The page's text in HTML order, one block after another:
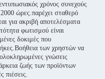
χρόνος συνεχούς
ώρες.παρέχει σταθερό
για ακριβή αποτελέσματα
φωτισμού είναι
δοκιμές που
των χρηστών να
γνώσεις
ζωής των προϊόντων
πιέσεις.